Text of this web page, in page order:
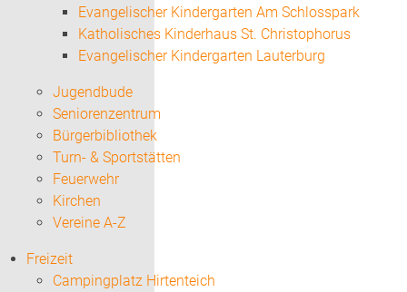
Evangelischer Kindergarten Am Schlosspark
Katholisches Kinderhaus St. Christophorus
Evangelischer Kindergarten Lauterburg
Jugendbude
Seniorenzentrum
Bürgerbibliothek
Turn- & Sportstätten
Feuerwehr
Kirchen
Vereine A-Z
Freizeit
Campingplatz Hirtenteich